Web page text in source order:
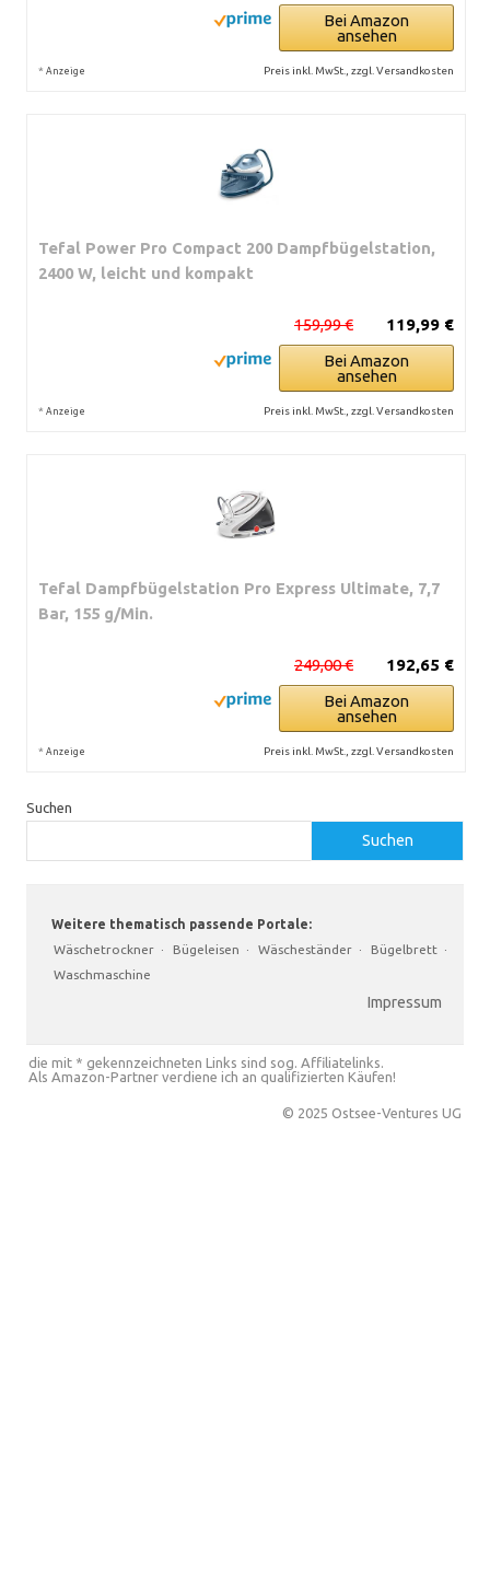
Bei Amazon
ansehen
* Anzeige Preis inkl. MwSt., zzgl. Versandkosten
Tefal Power Pro Compact 200 Dampfbügelstation,
2400 W, leicht und kompakt
119,99 €
159,99 €
Bei Amazon
ansehen
* Anzeige Preis inkl. MwSt., zzgl. Versandkosten
Tefal Dampfbügelstation Pro Express Ultimate, 7,7
Bar, 155 g/Min.
192,65 €
249,00 €
Bei Amazon
ansehen
* Anzeige Preis inkl. MwSt., zzgl. Versandkosten
Suchen
Suchen
Weitere thematisch passende Portale:
Wäschetrockner · Bügeleisen · Wäscheständer · Bügelbrett ·
Waschmaschine
Impressum
die mit * gekennzeichneten Links sind sog. Affiliatelinks.
Als Amazon-Partner verdiene ich an qualifizierten Käufen!
© 2025 Ostsee-Ventures UG